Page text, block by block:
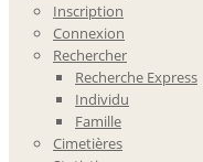
Inscription
Connexion
Rechercher
Recherche Express
Individu
Famille
Cimetières